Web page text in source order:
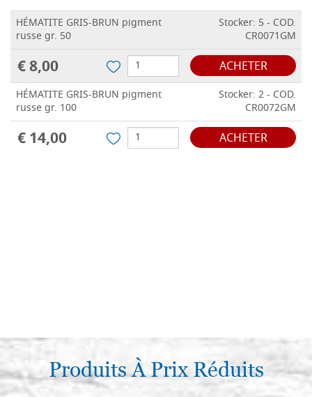
HÉMATITE GRIS-BRUN pigment
russe gr. 50
Stocker: 5 - COD.
CR0071GM
€ 8,00 ACHETER
HÉMATITE GRIS-BRUN pigment
russe gr. 100
Stocker: 2 - COD.
CR0072GM
€ 14,00 ACHETER
Produits À Prix Réduits